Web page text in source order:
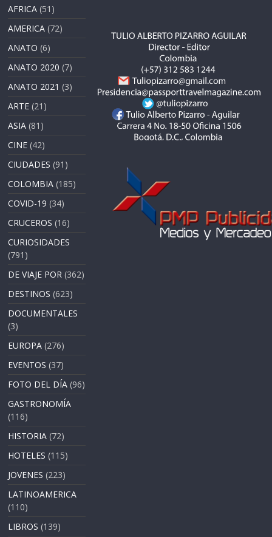
AFRICA (51)
AMERICA (72)
ANATO (6)
ANATO 2020 (7)
ANATO 2021 (3)
ARTE (21)
ASIA (81)
CINE (42)
CIUDADES (91)
COLOMBIA (185)
COVID-19 (34)
CRUCEROS (16)
CURIOSIDADES
(791)
DE VIAJE POR (362)
DESTINOS (623)
DOCUMENTALES
(3)
EUROPA (276)
EVENTOS (37)
FOTO DEL DÍA (96)
GASTRONOMÍA
(116)
HISTORIA (72)
HOTELES (115)
JOVENES (223)
LATINOAMERICA
(110)
LIBROS (139)